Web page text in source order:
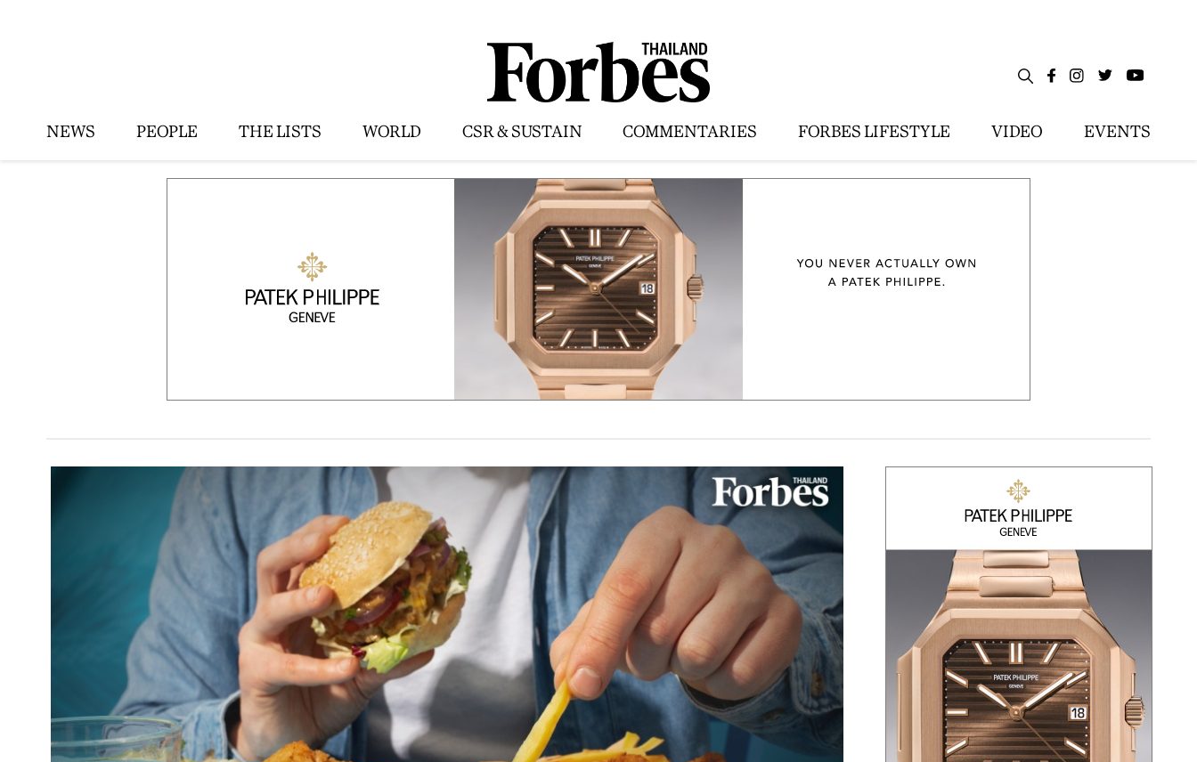
NEWS PEOPLE THE LISTS WORLD CSR & SUSTAIN COMMENTARIES FORBES LIFESTYLE VIDEO EVENTS